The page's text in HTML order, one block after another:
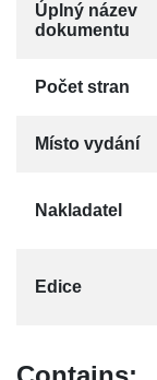
Úplný název
dokumentu
Počet stran
Místo vydání
Nakladatel
Edice